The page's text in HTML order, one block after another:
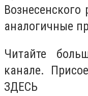
аналогичные
Читайте
канале.
ЗДЕСЬ